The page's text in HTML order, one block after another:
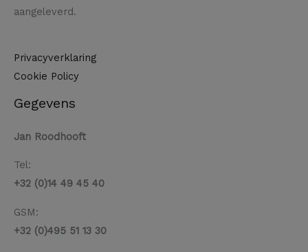
aangeleverd.
Privacyverklaring
Cookie Policy
Gegevens
Jan Roodhooft
Tel:
+32 (0)14 49 45 40
GSM:
+32 (0)495 51 13 30